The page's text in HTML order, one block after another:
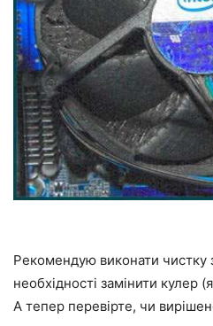
Рекомендую виконати чистку з
необхідності замінити кулер
А тепер перевірте, чи